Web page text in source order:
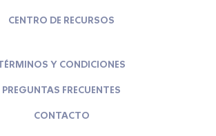
CENTRO DE RECURSOS
Y CONDICIONES
PREGUNTAS FRECUENTES
CONTACTO